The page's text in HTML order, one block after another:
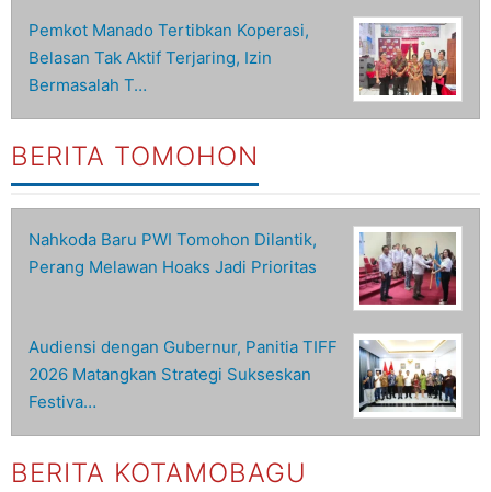
Pemkot Manado Tertibkan Koperasi,
Belasan Tak Aktif Terjaring, Izin
Bermasalah T…
BERITA TOMOHON
Nahkoda Baru PWI Tomohon Dilantik,
Perang Melawan Hoaks Jadi Prioritas
Audiensi dengan Gubernur, Panitia TIFF
2026 Matangkan Strategi Sukseskan
Festiva…
BERITA KOTAMOBAGU